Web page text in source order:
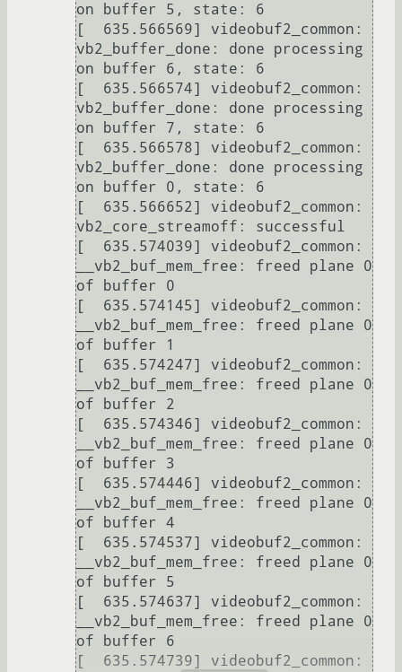
on buffer 5, state: 6
[  635.566569] videobuf2_common:
vb2_buffer_done: done processing
on buffer 6, state: 6
[  635.566574] videobuf2_common:
vb2_buffer_done: done processing
on buffer 7, state: 6
[  635.566578] videobuf2_common:
vb2_buffer_done: done processing
on buffer 0, state: 6
[  635.566652] videobuf2_common:
vb2_core_streamoff: successful
[  635.574039] videobuf2_common:
__vb2_buf_mem_free: freed plane 0
of buffer 0
[  635.574145] videobuf2_common:
__vb2_buf_mem_free: freed plane 0
of buffer 1
[  635.574247] videobuf2_common:
__vb2_buf_mem_free: freed plane 0
of buffer 2
[  635.574346] videobuf2_common:
__vb2_buf_mem_free: freed plane 0
of buffer 3
[  635.574446] videobuf2_common:
__vb2_buf_mem_free: freed plane 0
of buffer 4
[  635.574537] videobuf2_common:
__vb2_buf_mem_free: freed plane 0
of buffer 5
[  635.574637] videobuf2_common:
__vb2_buf_mem_free: freed plane 0
of buffer 6
[  635.574739] videobuf2_common: